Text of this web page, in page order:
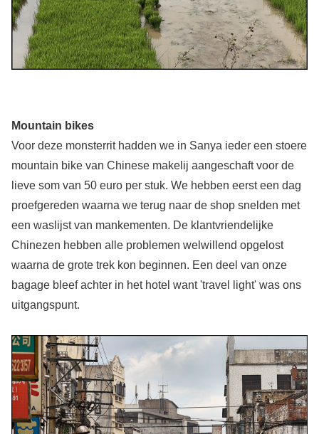
Mountain bikes
Voor deze monsterrit hadden we in Sanya ieder een stoere
mountain bike van Chinese makelij aangeschaft voor de
lieve som van 50 euro per stuk. We hebben eerst een dag
proefgereden waarna we terug naar de shop snelden met
een waslijst van mankementen. De klantvriendelijke
Chinezen hebben alle problemen welwillend opgelost
waarna de grote trek kon beginnen. Een deel van onze
bagage bleef achter in het hotel want 'travel light' was ons
uitgangspunt.